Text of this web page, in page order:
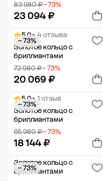
83 980 ₽− 73%
23 094 ₽
Добавить в корзину
5.0• 4 отзыва
Золотое кольцо с
бриллиантами
72 980 ₽− 73%
20 069 ₽
− 73%
Добавить в корзину
5.0• 1 отзыв
Золотое кольцо с
бриллиантами
65 980 ₽− 73%
18 144 ₽
− 73%
Добавить в корзину
Золотое кольцо с
бриллиантами
− 73%